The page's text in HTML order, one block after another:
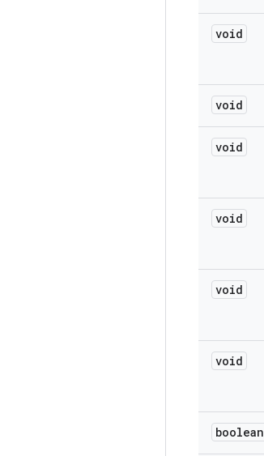
void
void
void
void
void
void
boolean